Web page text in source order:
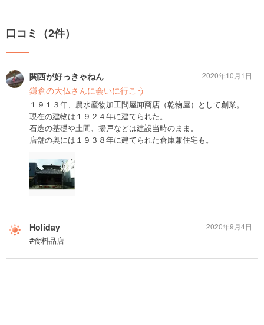
口コミ（2件）
関西が好っきゃねん
鎌倉の大仏さんに会いに行こう
１９１３年、農水産物加工問屋卸商店（乾物屋）として創業。
現在の建物は１９２４年に建てられた。
石造の基礎や土間、揚戸などは建設当時のまま。
店舗の奥には１９３８年に建てられた倉庫兼住宅も。
2020年10月1日
Holiday
#食料品店
2020年9月4日